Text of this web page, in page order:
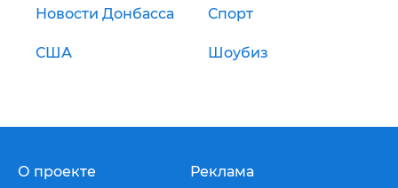
Новости Донбасса Спорт
США Шоубиз
О проекте Реклама